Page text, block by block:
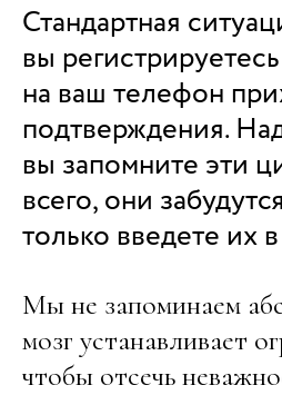
Стандартная
вы
на ваш телефон
подтверждения.
вы запомните эти
всего, они
только введете их
Мы не запоминаем
мозг устанавливает
чтобы отсечь